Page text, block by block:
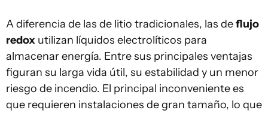
A diferencia de las de litio tradicionales, las deflujo
redox utilizan líquidos electrolíticos para
almacenar energía. Entre sus principales ventajas
figuran su larga vida útil, su estabilidad y un menor
riesgo de incendio. El principal inconveniente es
que requieren instalaciones de gran tamaño, lo que